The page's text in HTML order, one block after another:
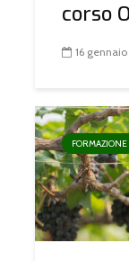
corso
16
FORMAZIONE